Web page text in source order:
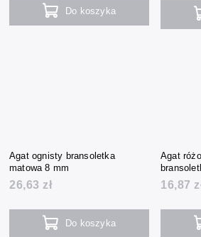
Do koszyka
Agat ognisty bransoletka
matowa 8 mm
26,63 zł
Do koszyka
Agat
16,87